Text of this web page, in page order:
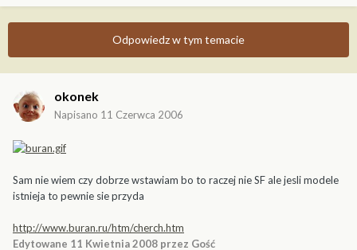
Odpowiedz w tym temacie
okonek
Napisano 11 Czerwca 2006
Sam nie wiem czy dobrze wstawiam bo to raczej nie SF ale jesli modele
istnieja to pewnie sie przyda
http://www.buran.ru/htm/cherch.htm
Edytowane 11 Kwietnia 2008 przez Gość